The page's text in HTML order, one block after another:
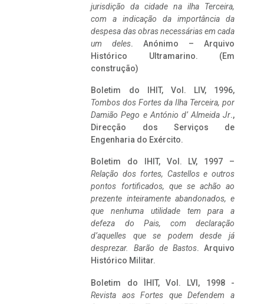
jurisdição da cidade na ilha Terceira,
com a indicação da importância da
despesa das obras necessárias em cada
um deles. Anónimo – Arquivo
Histórico Ultramarino. (Em
construção)
Boletim do IHIT, Vol. LIV, 1996,
Tombos dos Fortes da Ilha Terceira, por
Damião Pego e António d’ Almeida Jr.,
Direcção dos Serviços de
Engenharia do Exército.
Boletim do IHIT, Vol. LV, 1997 –
Relação dos fortes, Castellos e outros
pontos fortificados, que se achão ao
prezente inteiramente abandonados, e
que nenhuma utilidade tem para a
defeza do Pais, com declaração
d’aquelles que se podem desde já
desprezar. Barão de Bastos. Arquivo
Histórico Militar.
Boletim do IHIT, Vol. LVI, 1998 -
Revista aos Fortes que Defendem a